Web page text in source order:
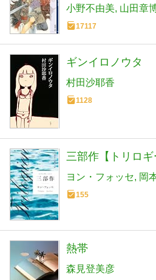
小野不由美 山田章
17117
ギンイロノウタ
村田沙耶香
1128
三部作【トリロギ
ヨン・フォッセ 岡
155
熱帯
森見登美彦